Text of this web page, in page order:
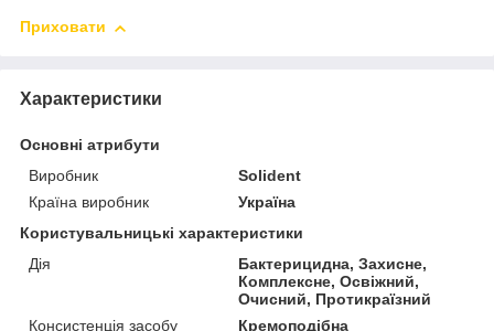
Приховати
Характеристики
Основні атрибути
Виробник
Solident
Країна виробник
Україна
Користувальницькі характеристики
Дія
Бактерицидна, Захисне,
Комплексне, Освіжний,
Очисний, Протикраїзний
Консистенція засобу
Кремоподібна